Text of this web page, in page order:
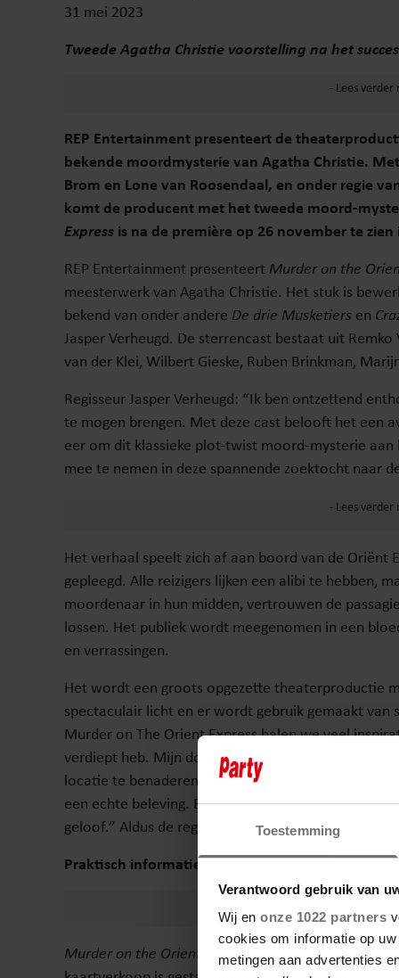
Toestemming
Verantwoord gebruik van
Wij en onze 1022 partners
cookies om informatie op
metingen aan advertenties
31 mei 2023
Tweede Agatha Christie voorstelling na het
REP Entertainment presenteert de
bekende moordmysterie van Agatha Christie.
Brom en Lone van Roosendaal, en onder regie
komt de producent met het tweede moord-
Express is na de première op 26 november te
REP Entertainment presenteert Murder on the
meesterwerk van Agatha Christie. Het stuk is
bekend van onder andere De drie Musketiers en
Jasper Verheugd. De sterrencast bestaat uit
van der Klei, Wilbert Gieske, Ruben Brinkman,
Regisseur Jasper Verheugd: “Ik ben ontzettend
te mogen brengen. Met deze cast belooft het een
eer om dit klassieke plot-twist moord-mysterie
mee te nemen in deze spannende zoektocht naar
Het verhaal speelt zich af aan boord van de
gepleegd. Alle reizigers lijken een alibi te hebben,
moordenaar in hun midden, vertrouwen de
lossen. Het publiek wordt meegenomen in een
en verrassingen.
Het wordt een groots opgezette theaterproductie
spectaculair licht en er wordt gebruik gemaakt van
Murder on The Orient Express halen we veel
verdiept heb. Mijn doel is om dit ook naar de
locatie te benaderen. Het publiek stapt binnen en
een echte beleving. Een hele uitdaging voor een
geloof.” Aldus de regisseur.
Praktisch informatie
Murder on the Orient Expressis vanaf november